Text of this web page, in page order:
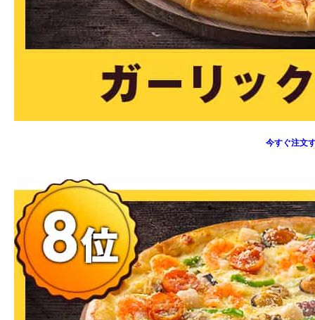
今すぐ注文